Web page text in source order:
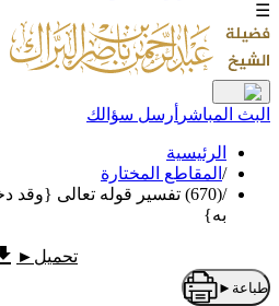
☰
البث المباشر أرسل سؤالك
الرئيسية
/ المقاطع المختارة
/
(670) تفسير قوله تعالى {وقد
به}
تحميل ►
طباعة ►